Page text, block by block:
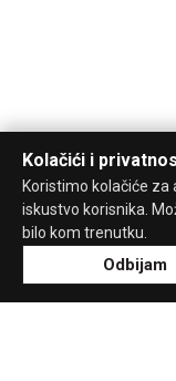
Kolačići i
Koristimo kolačiće
iskustvo korisnika.
bilo kom trenutku.
Odbijam